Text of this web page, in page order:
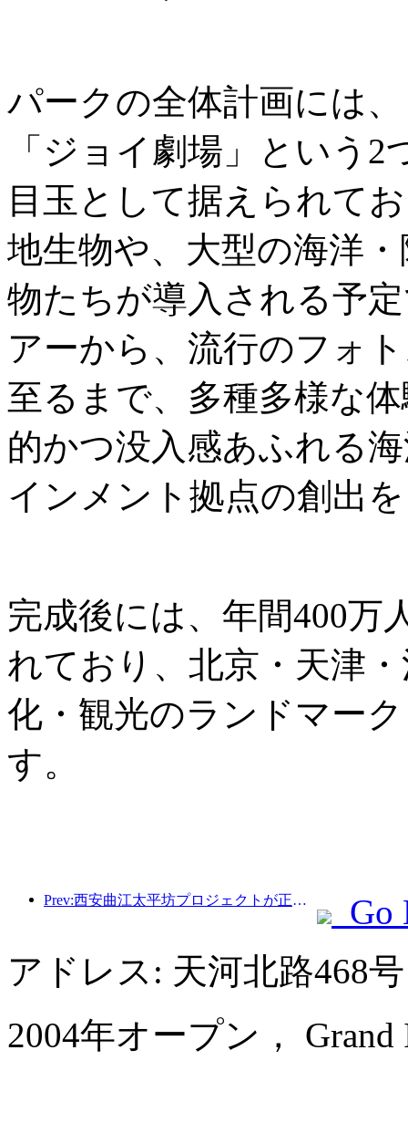
パークの全体計画には
「ジョイ劇場」という
目玉として据えられて
地生物や、大型の海洋
物たちが導入される予
アーから、流行のフォ
至るまで、多種多様な
的かつ没入感あふれる
インメント拠点の創出
完成後には、年間400万
れており、北京・天津
化・観光のランドマー
す。
Prev:西安曲江太平坊プロジェクトが正式に着工し、総建築面積は13万7000平方メートルとなる。
Go
アドレス: 天河北路468
2004年オープン， Grand